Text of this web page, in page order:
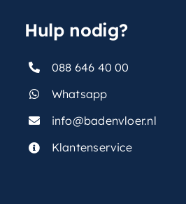
Hulp nodig?
088 646 40 00
Whatsapp
info@badenvloer.nl
Klantenservice